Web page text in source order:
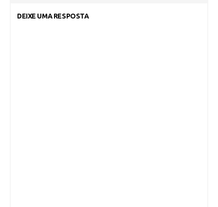
DEIXE UMA RESPOSTA